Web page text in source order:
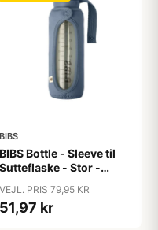
BIBS
BIBS Bottle - Sleeve til
Sutteflaske - Stor -
VEJL. PRIS 79,95 KR
51,97 kr